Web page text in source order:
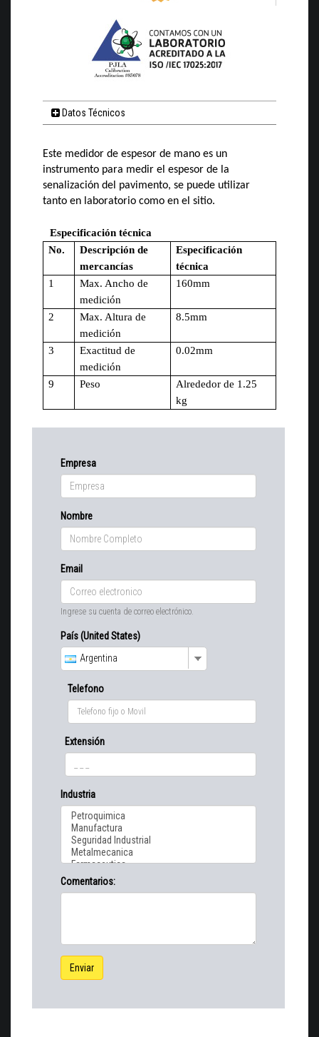
Datos Técnicos
Este medidor de espesor de mano es un
instrumento para medir el espesor de la
senalización del pavimento, se puede utilizar
tanto en laboratorio como en el sitio.
Especificación técnica
No.
Descripción de
mercancías
Especificación
técnica
1
Max. Ancho de
medición
160mm
2
Max. Altura de
medición
8.5mm
3
Exactitud de
medición
0.02mm
9 Peso
Alrededor de 1.25
kg
Empresa
Nombre
Email
Ingrese su cuenta de correo electrónico.
País (United States)
Argentina
Telefono
Extensión
Industria
Comentarios:
Enviar